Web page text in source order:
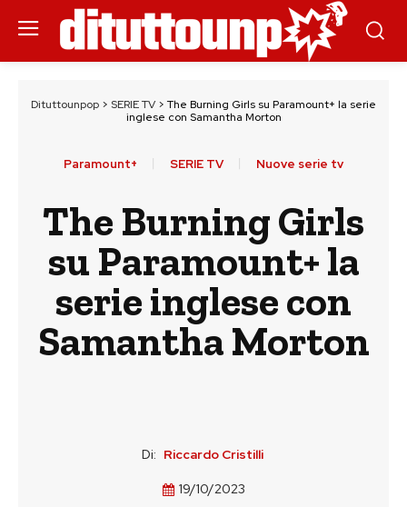
Dituttounpop > SERIE TV > The Burning Girls su Paramount+ la serie
inglese con Samantha Morton
Paramount+ SERIE TV Nuove serie tv
The Burning Girls
su Paramount+ la
serie inglese con
Samantha Morton
Di: Riccardo Cristilli
19/10/2023